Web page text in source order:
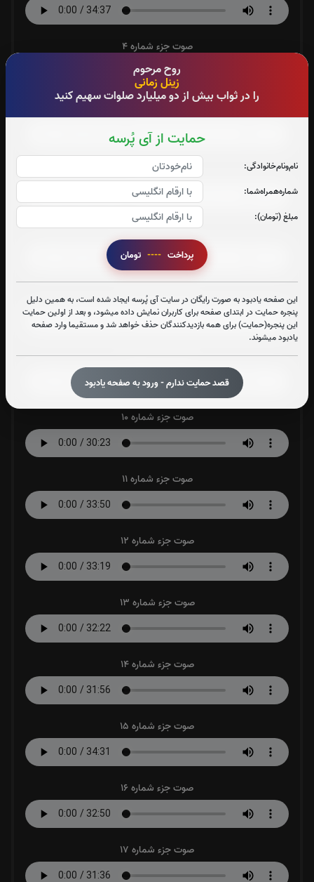
روح مرحوم
زینل زمانی
را در ثواب بیش از دو میلیارد صلوات سهیم کنید
حمایت از آی پُرسه
نام‌و‌نام‌خانوادگی:
شماره‌همراه‌شما:
مبلغ (تومان):
پرداخت ----
این صفحه یادبود به صورت رایگان در سایت آی پُرسه ایجاد شده است، به همین دلیل
پنجره حمایت در ابتدای صفحه برای کاربران نمایش داده میشود، و بعد از اولین حمایت
این پنجره(حمایت) برای همه بازدیدکنندگان حذف خواهد شد و مستقیما وارد صفحه
یادبود میشوند.
قصد حمایت ندارم - ورود به صفحه یادبود
صوت جزء شماره 4
صوت جزء شماره 6
صوت جزء شماره 7
صوت جزء شماره 8
صوت جزء شماره 9
صوت جزء شماره 10
صوت جزء شماره 11
صوت جزء شماره 12
صوت جزء شماره 13
صوت جزء شماره 14
صوت جزء شماره 15
صوت جزء شماره 16
صوت جزء شماره 17